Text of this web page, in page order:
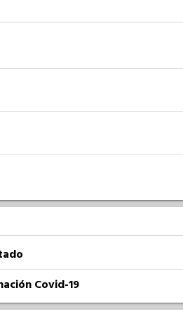
Covid-19